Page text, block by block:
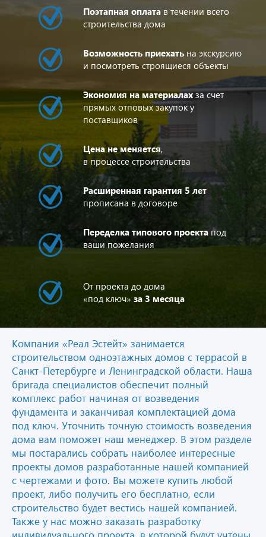
Поэтапная оплата в течении всего
строительства дома
Возможность приехать на экскурсию
и посмотреть строящиеся объекты
Экономия на материалахза счет
прямых отповых закупок у
поставщиков
Цена не меняется,
в процессе строительства
Расширенная гарантия 5 лет
прописана в договоре
Переделка типового проектапод
ваши пожелания
От проекта до дома
«под ключ» за 3 месяца
Компания «Реал Эстейт» занимается
строительством одноэтажных домов с террасой в
Санкт-Петербурге и Ленинградской области. Наша
бригада специалистов обеспечит полный
комплекс работ начиная от возведения
фундамента и заканчивая комплектацией дома
под ключ. Уточнить точную стоимость возведения
дома вам поможет наш менеджер. В этом разделе
мы постарались собрать наиболее интересные
проекты домов разработанные нашей компанией
с чертежами и фото. Вы можете купить любой
проект, либо получить его бесплатно, если
строительство будет вестись нашей компанией.
Также у нас можно заказать разработку